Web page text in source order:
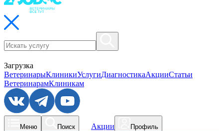
Загрузка
ВетеринарыКлиникиУслугиДиагностикаАкцииСтатьи
ВетеринарамКлиникам
Меню Поиск Акции Профиль